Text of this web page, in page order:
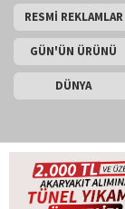
RESMİ REKLAMLAR
GÜN'ÜN ÜRÜNÜ
DÜNYA